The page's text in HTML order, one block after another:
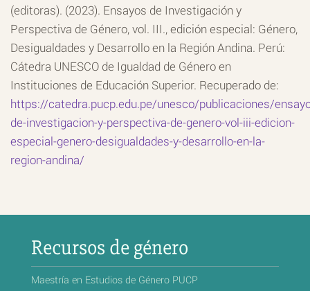
(editoras). (2023). Ensayos de Investigación y
Perspectiva de Género, vol. III.,edición especial: Género,
Desigualdades y Desarrollo en la Región Andina. Perú:
Cátedra UNESCO de Igualdad de Género en
Instituciones de Educación Superior. Recuperado de:
https://catedra.pucp.edu.pe/unesco/publicaciones/
de-investigacion-y-perspectiva-de-genero-vol-iii-edicion-
especial-genero-desigualdades-y-desarrollo-en-la-
region-andina/
Recursos de género
Maestría en Estudios de Género PUCP